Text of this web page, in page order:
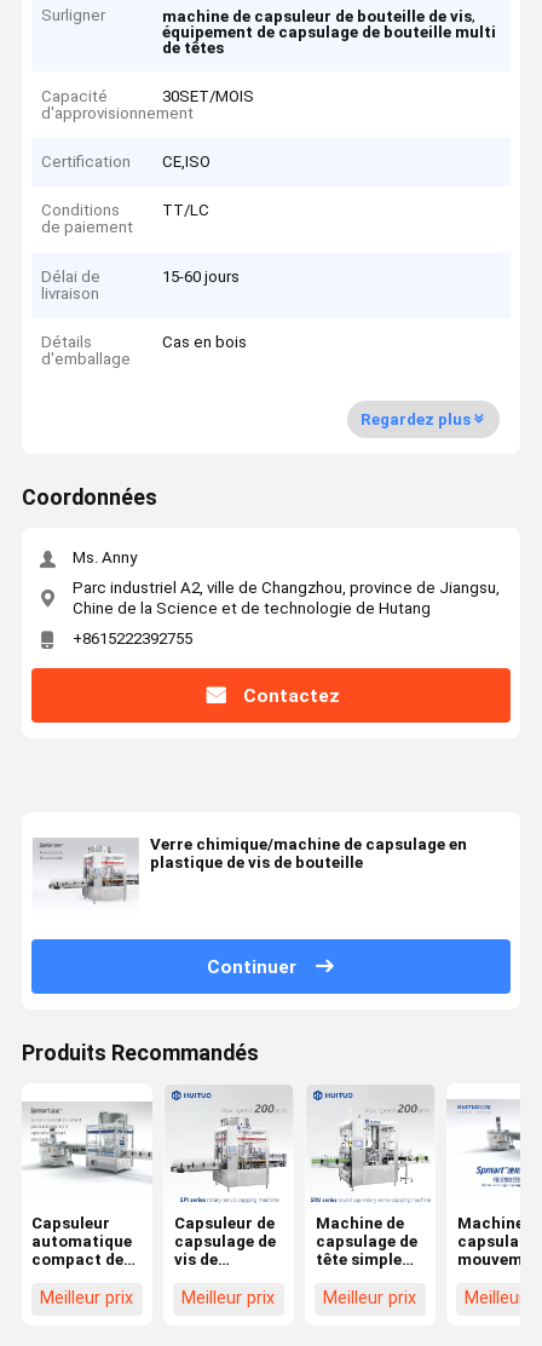
Surligner machine de capsuleur de bouteille de vis,
équipement de capsulage de bouteille multi
de têtes
Capacité
d'approvisionnement
30SET/MOIS
Certification CE,ISO
Conditions
de paiement
TT/LC
Délai de
livraison
15-60 jours
Détails
d'emballage
Cas en bois
Regardez plus
Coordonnées
Ms. Anny
Parc industriel A2, ville de Changzhou, province de Jiangsu,
Chine de la Science et de technologie de Hutang
+8615222392755
Contactez
Verre chimique/machine de capsulage en
plastique de vis de bouteille
Continuer
Produits Recommandés
Capsuleur
automatique
compact de
de capsulage
Meilleur prix
Capsuleur de
capsulage de
vis de
verre de
Meilleur prix
Machine de
capsulage de
tête simple
pour le
Meilleur prix
Machine
capsulage
bouteille
Meilleur